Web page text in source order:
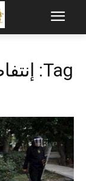
Tag: